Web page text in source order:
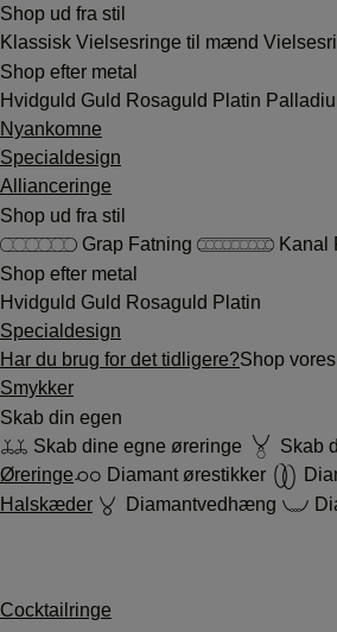
Shop ud fra stil
Klassisk Vielsesringe til mænd
Shop efter metal
Hvidguld Guld Rosaguld Platin
Nyankomne
Specialdesign
Allianceringe
Shop ud fra stil
Grap Fatning
Kanal
Shop efter metal
Hvidguld Guld Rosaguld Platin
Specialdesign
Har du brug for det tidligere?Shop
Smykker
Skab din egen
Skab dine egne øreringe
Skab
Øreringe
Diamant ørestikker
Halskæder
Diamantvedhæng
Cocktailringe